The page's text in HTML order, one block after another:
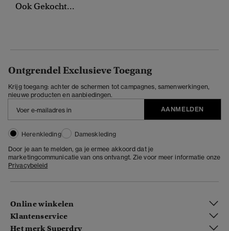
Ook Gekocht...
Ontgrendel Exclusieve Toegang
Krijg toegang: achter de schermen tot campagnes, samenwerkingen,
nieuwe producten en aanbiedingen.
AANMELDEN
Herenkleding
Dameskleding
Door je aan te melden, ga je ermee akkoord dat je
marketingcommunicatie van ons ontvangt. Zie voor meer informatie onze
Privacybeleid
Online winkelen
Klantenservice
Het merk Superdry